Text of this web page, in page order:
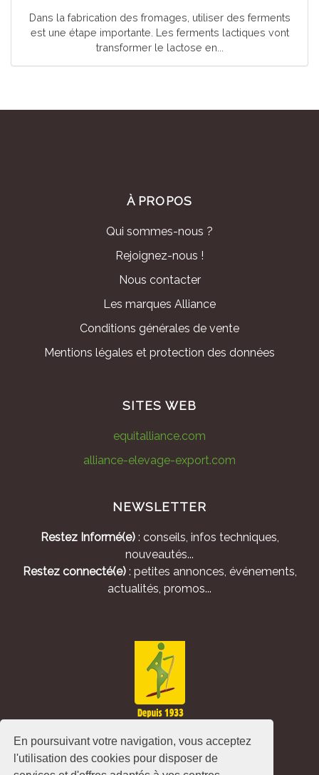
En poursuivant votre navigation, vous acceptez
l'utilisation des cookies pour disposer de
Dans la fabrication des fromages, utiliser des ferments
est une étape importante. Les ferments lactiques vont
transformer le lactose en...
À PROPOS
Qui sommes-nous ?
Rejoignez-nous !
Nous contacter
Les marques Alliance
Conditions générales de vente
Mentions légales et protection des données
SITES WEB
equitalliance.com
alliance-elevage-export.com
NEWSLETTER
Restez Informé(e): conseils, infos techniques,
nouveautés...
Restez connecté(e): petites annonces, événements,
actualités, promos...